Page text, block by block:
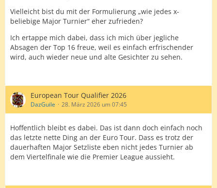
Vielleicht bist du mit der Formulierung „wie jedes x-
beliebige Major Turnier“ eher zufrieden?
Ich ertappe mich dabei, dass ich mich über jegliche
Absagen der Top 16 freue, weil es einfach erfrischender
wird, auch wieder neue und alte Gesichter zu sehen.
European Tour Qualifier 2026
DazGuile 28. März 2026 um 07:45
Hoffentlich bleibt es dabei. Das ist dann doch einfach noch
das letzte nette Ding an der Euro Tour. Dass es trotz der
dauerhaften Major Setzliste eben nicht jedes Turnier ab
dem Viertelfinale wie die Premier League aussieht.